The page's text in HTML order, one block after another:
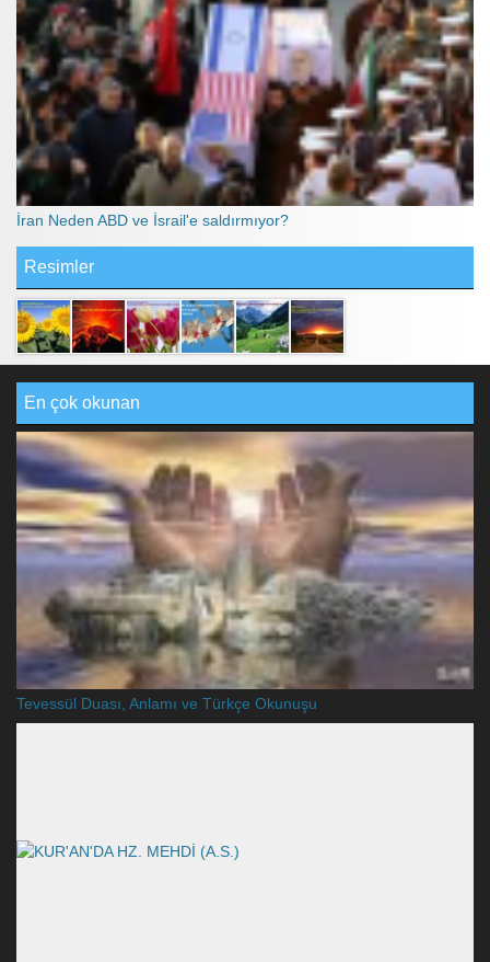
İran Neden ABD ve İsrail'e saldırmıyor?
Resimler
En çok okunan
Tevessül Duası, Anlamı ve Türkçe Okunuşu